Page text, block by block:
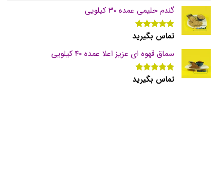
گندم حلیمی عمده ۳۰ کیلویی
نمره 5.00
تماس بگیرید
سماق قهوه ای عزیز اعلا عمده ۴۰ کیلویی
نمره 5.00
تماس بگیرید